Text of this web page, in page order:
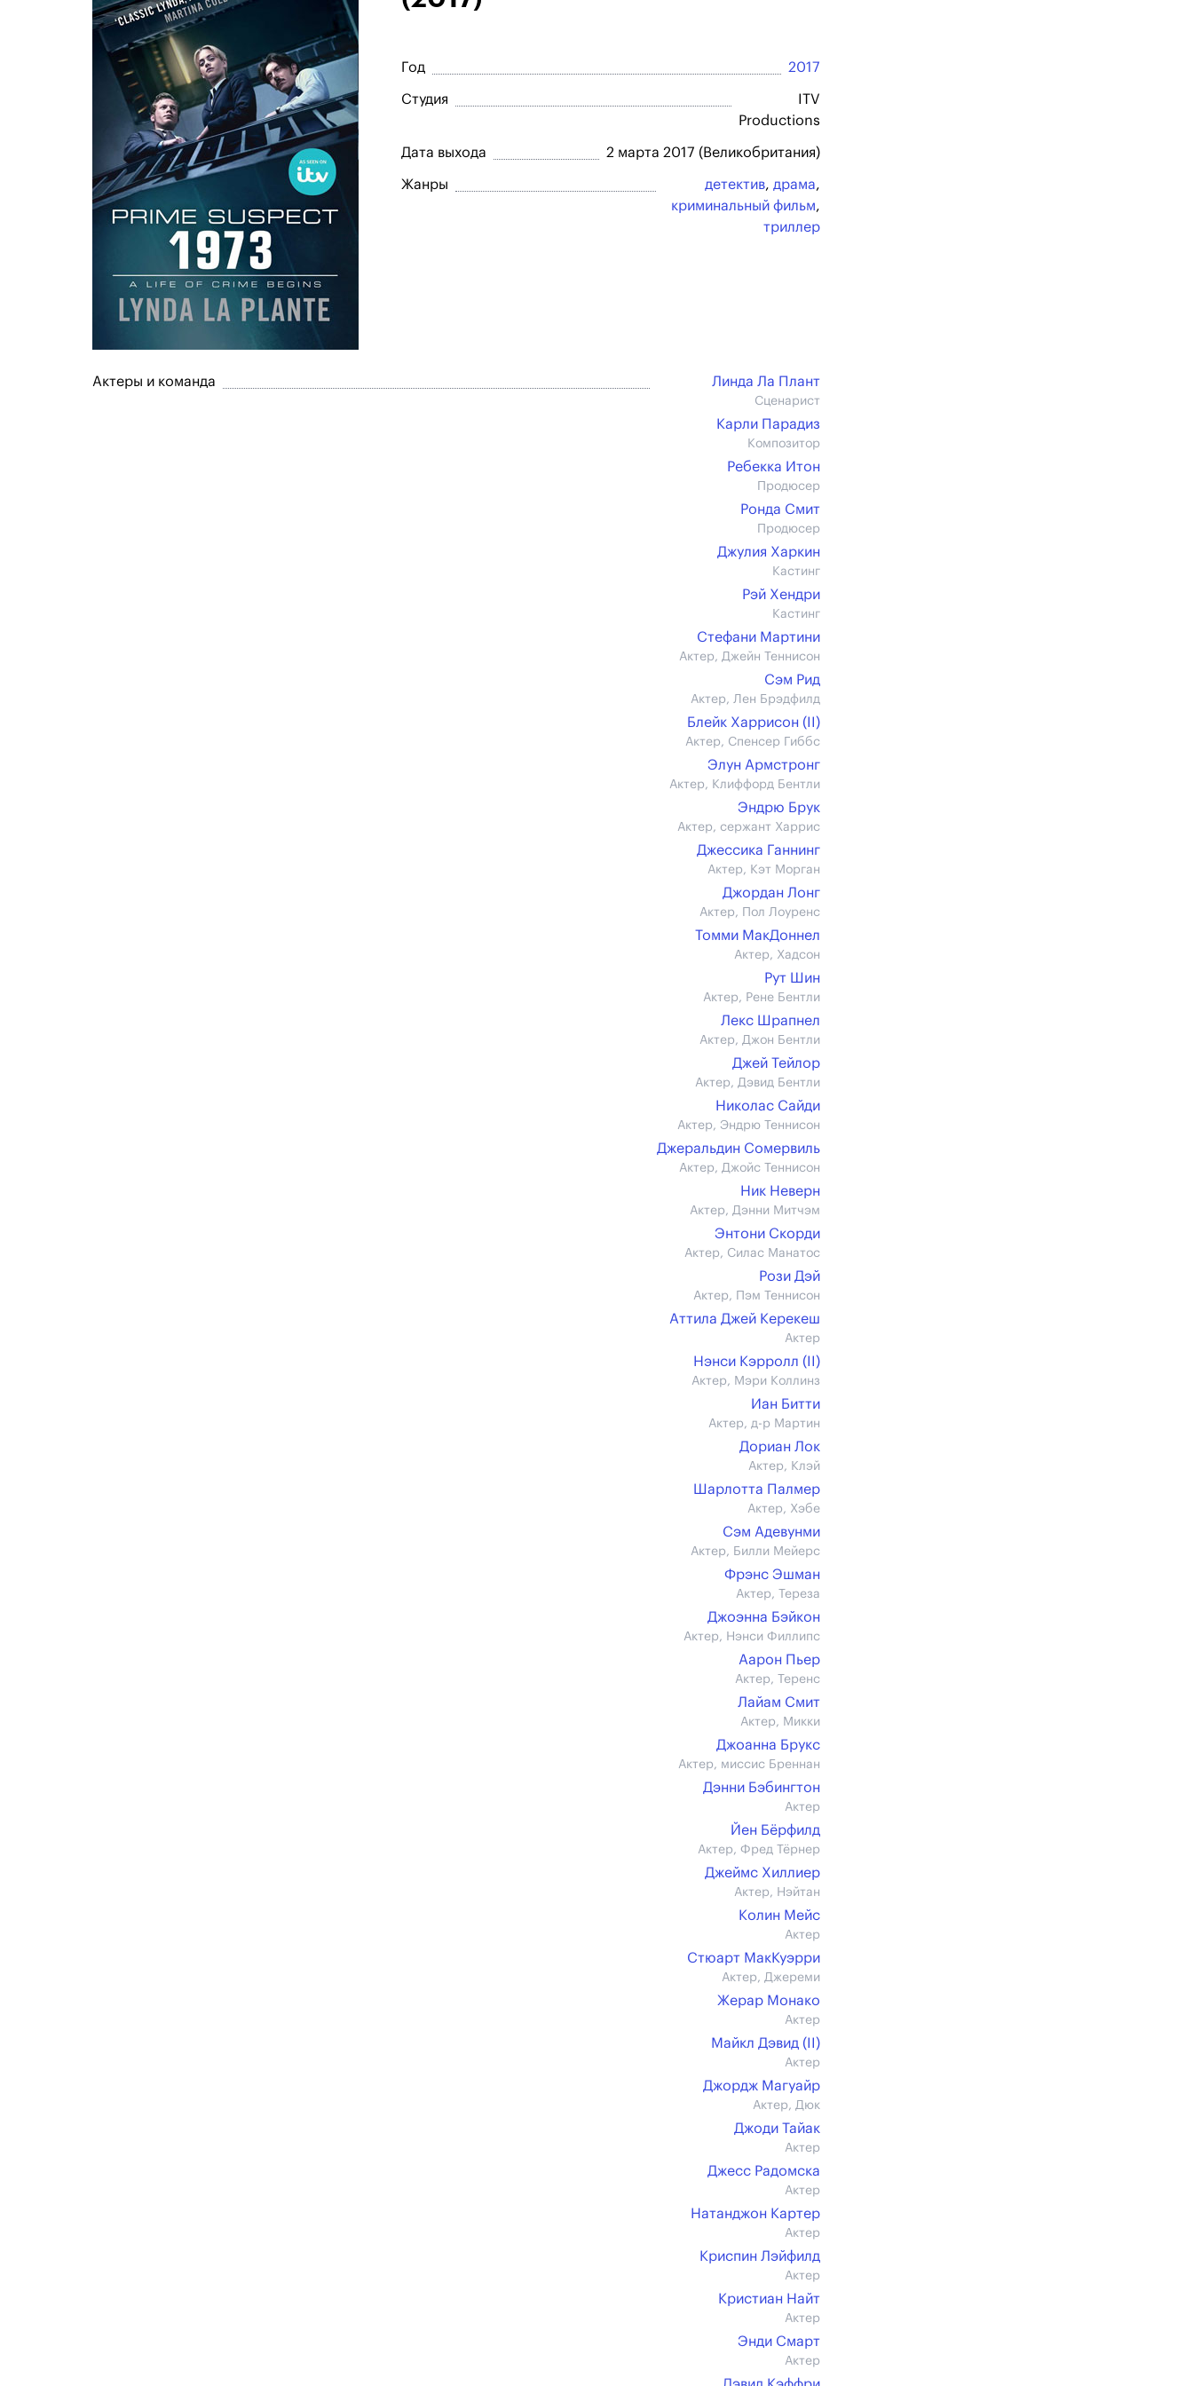
Год 2017
Студия
ITV
Productions
Дата выхода 2 марта 2017 (Великобритания)
Жанры детектив, драма,
криминальный фильм,
триллер
Актеры и команда Линда Ла Плант
Сценарист
Карли Парадиз
Композитор
Ребекка Итон
Продюсер
Ронда Смит
Продюсер
Джулия Харкин
Кастинг
Рэй Хендри
Кастинг
Стефани Мартини
Актер, Джейн Теннисон
Сэм Рид
Актер, Лен Брэдфилд
Блейк Харрисон (II)
Актер, Спенсер Гиббс
Элун Армстронг
Актер, Клиффорд Бентли
Эндрю Брук
Актер, сержант Харрис
Джессика Ганнинг
Актер, Кэт Морган
Джордан Лонг
Актер, Пол Лоуренс
Томми МакДоннел
Актер, Хадсон
Рут Шин
Актер, Рене Бентли
Лекс Шрапнел
Актер, Джон Бентли
Джей Тейлор
Актер, Дэвид Бентли
Николас Сайди
Актер, Эндрю Теннисон
Джеральдин Сомервиль
Актер, Джойс Теннисон
Ник Неверн
Актер, Дэнни Митчэм
Энтони Скорди
Актер, Силас Манатос
Рози Дэй
Актер, Пэм Теннисон
Аттила Джей Керекеш
Актер
Нэнси Кэрролл (II)
Актер, Мэри Коллинз
Иан Битти
Актер, д-р Мартин
Дориан Лок
Актер, Клэй
Шарлотта Палмер
Актер, Хэбе
Сэм Адевунми
Актер, Билли Мейерс
Фрэнс Эшман
Актер, Тереза
Джоэнна Бэйкон
Актер, Нэнси Филлипс
Аарон Пьер
Актер, Теренс
Лайам Смит
Актер, Микки
Джоанна Брукс
Актер, миссис Бреннан
Дэнни Бэбингтон
Актер
Йен Бёрфилд
Актер, Фред Тёрнер
Джеймс Хиллиер
Актер, Нэйтан
Колин Мейс
Актер
Стюарт МакКуэрри
Актер, Джереми
Жерар Монако
Актер
Майкл Дэвид (II)
Актер
Джордж Магуайр
Актер, Дюк
Джоди Тайак
Актер
Джесс Радомска
Актер
Натанджон Картер
Актер
Криспин Лэйфилд
Актер
Кристиан Найт
Актер
Энди Смарт
Актер